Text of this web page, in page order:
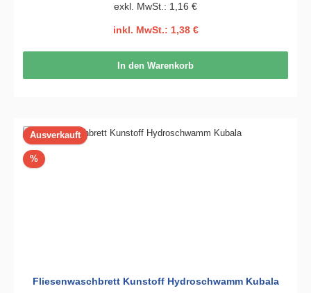
exkl. MwSt.: 1,16 €
inkl. MwSt.: 1,38 €
In den Warenkorb
Ausverkauft
%Rabatt
Fliesenwaschbrett Kunstoff Hydroschwamm Kubala